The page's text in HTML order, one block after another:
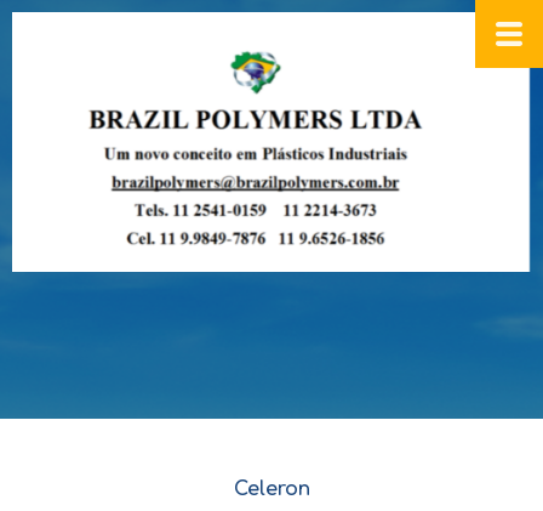
Celeron